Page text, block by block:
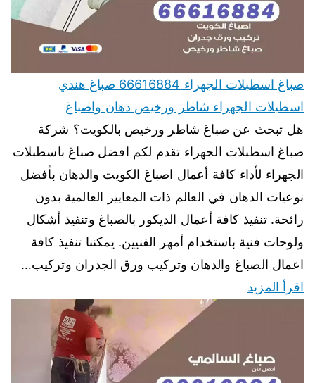
صباغ اسطبلات الجهراء 66616884 صباغ هندي
اسطبلات الجهراء شاطر ورخيص دهان واصباغ
هل تبحث عن صباغ شاطر ورخيص بالكويت؟ شركة
صباغ اسطبلات الجهراء تقدم لكم افضل صباغ باسطبلات
الجهراء لأداء كافة أعمال اصباغ الكويت والدهان بأفضل
نوعيات الدهان في العالم ذات المعايير العالمية بدون
رائحة. تنفيذ كافة أعمال الديكور بالصباغ وتنفيذ أشكال
ولوحات فنية باستخدام أمهر الفنيين. يمكننا تنفيذ كافة
اعمال الصباغ والدهان وتركيب ورق الجدران وتركيب…
اقرأ المزيد